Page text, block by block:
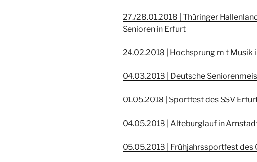
27./28.01.2018 | Thüringer
Senioren in Erfurt
24.02.2018 | Hochsprung mit Musik
04.03.2018 | Deutsche
01.05.2018 | Sportfest des SSV
04.05.2018 | Alteburglauf in
05.05.2018 | Frühjahrssportfest des